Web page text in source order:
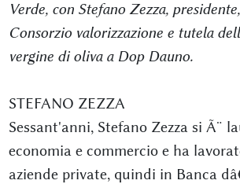
Verde, con Stefano Zezza,
Consorzio valorizzazione e tutela
vergine di oliva a Dop Dauno.
STEFANO ZEZZA
Sessant'anni, Stefano Zezza si Ã¨
economia e commercio e ha
aziende private, quindi in Banca